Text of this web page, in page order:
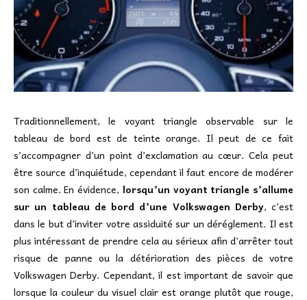
Traditionnellement, le voyant triangle observable sur le
tableau de bord est de teinte orange. Il peut de ce fait
s’accompagner d’un point d’exclamation au cœur. Cela peut
être source d’inquiétude, cependant il faut encore de modérer
son calme. En évidence, lorsqu’un voyant triangle s’allume
sur un tableau de bord d’une Volkswagen Derby, c’est
dans le but d’inviter votre assiduité sur un déréglement. Il est
plus intéressant de prendre cela au sérieux afin d’arrêter tout
risque de panne ou la détérioration des pièces de votre
Volkswagen Derby. Cependant, il est important de savoir que
lorsque la couleur du visuel clair est orange plutôt que rouge,